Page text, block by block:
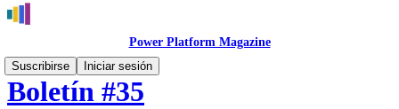
Power Platform Magazine
Suscribirse
Iniciar sesión
Boletín #35